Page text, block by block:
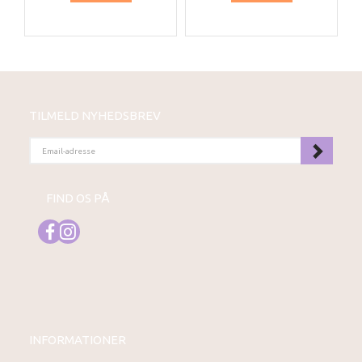
TILMELD NYHEDSBREV
ADRESSE
FIND OS PÅ
INFORMATIONER